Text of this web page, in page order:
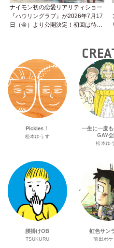
ナイモン初の恋愛リアリティショー
『ハウリングラブ』が2026年7月17
日（金）より公開決定！初回は待望
Pickles！
松本ゆうす
一生に一度
GAY
松本ゆ
腰掛けOB
TSUKURU
虹色サン
前田ポケ